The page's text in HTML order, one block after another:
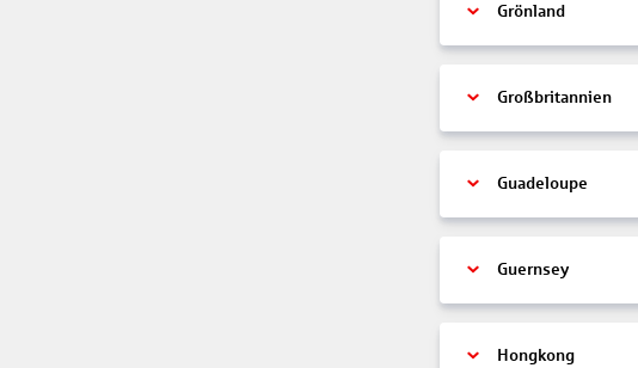
Grönland
Großbritannien
Guadeloupe
Guernsey
Hongkong